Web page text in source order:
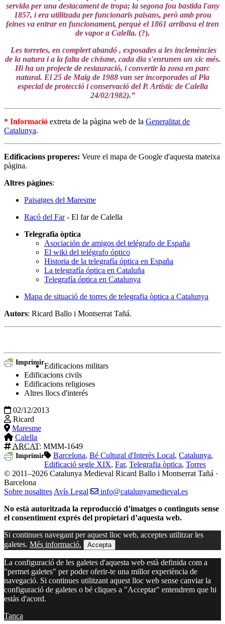
servida per una destacament de tropa; la segona fou bastida l'any
1857, i era utilitzada per funcionaris paisans, però amb prou
feines va entrar en funcionament, perquè el 1861 arribava el tren
de vapor a Calella. (?).
Les torretes, en complert abandó , exposades a les inclemències
de la natura i a la falta de civisme, cada dia s'enrunen un xic més.
Hi ha un projecte de restauració, i convertir la zona en parc
natural. El 25 de Maig de 1988 van ser incorporades al Pla
especial de protecció i conservació del P. Artístic de Calella
24/02/1982).”
* Informació extreta de la pàgina web de la Generalitat de
Catalunya.
Edificacions properes: Veure el mapa de Google d'aquesta mateixa
pàgina.
Altres pàgines:
Paisatges del Maresme
Racó del Far- El far de Calella
Telegrafia òptica
Asociación de amigos del telégrafo de España
El wiki del telégrafo óptico
Historia de la telegrafía óptica en España
La telegrafía óptica en Cataluña
Telegrafía óptica en Catalunya
Mapa de situació de torres de telegrafia òptica a Catalunya
Autors: Ricard Ballo i Montserrat Tañá.
ImprimirEdificacions militars
Edificacions civils
Edificacions religioses
Altres llocs d'interés
02/12/2013
Ricard
Maresme
Calella
ARCAT: MMM-1649
Imprimir Barcelona, Bé Cultural d'Interès Local, Catalunya,
Edificació segle XIX, Far, Telegrafia òptica, Torres
© 2011–2026 Catalunya Medieval Ricard Ballo i Montserrat Tañá ·
Barcelona
Sobre nosaltres Avís Legal
info@catalunyamedieval.es
No està autoritzada la reproducció d’imatges o continguts sense
el consentiment exprés del propietari d’aquesta web.
Si continues navegant per aquest lloc web, acceptes utilitzar les
galetes. Més informació. Accepta
La configuració de les galetes d'aquesta web està definida com a
"permet galetes" per poder oferir-te una millor experiència de
navegació. Si continues utilitzant aquest lloc web sense canviar la
configuració de galetes o bé cliques a "Acceptar" entendrem que hi
estàs d'acord.
Tanca